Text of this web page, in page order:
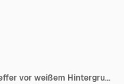
Nahaufnahme von grünem Chili-Pfeffer vor weißem Hintergrund